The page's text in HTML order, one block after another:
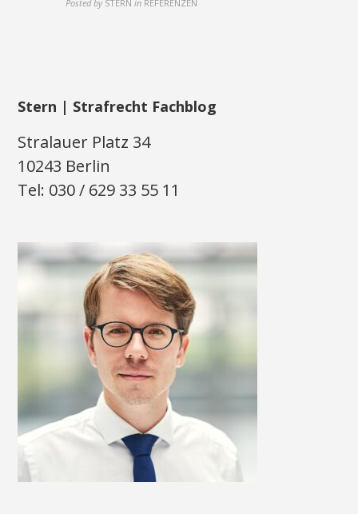
Posted by STERN in REFERENZEN
Stern | Strafrecht Fachblog
Stralauer Platz 34
10243 Berlin
Tel: 030 / 629 33 55 11